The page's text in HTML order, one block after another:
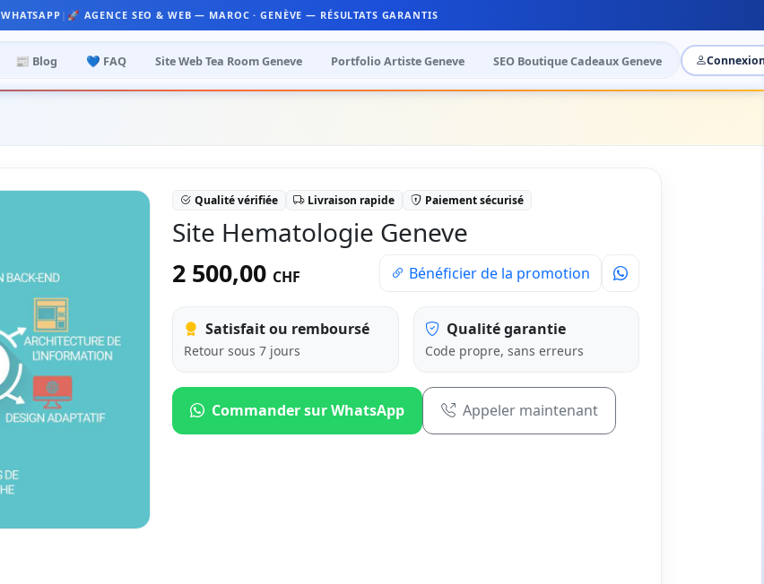
WHATSAPP | 🚀 AGENCE SEO & WEB — MAROC · GENÈVE — RÉSULTATS GARANTIS
📰 Blog 💙 FAQ Site Web Tea Room Geneve Portfolio Artiste Geneve SEO Boutique Cadeaux Geneve
Qualité vérifiée Livraison rapide Paiement sécurisé
Site Hematologie Geneve
2 500,00 CHF Bénéficier de la promotion
Satisfait ou remboursé
Retour sous 7 jours
Qualité garantie
Code propre, sans erreurs
Commander sur WhatsApp Appeler maintenant